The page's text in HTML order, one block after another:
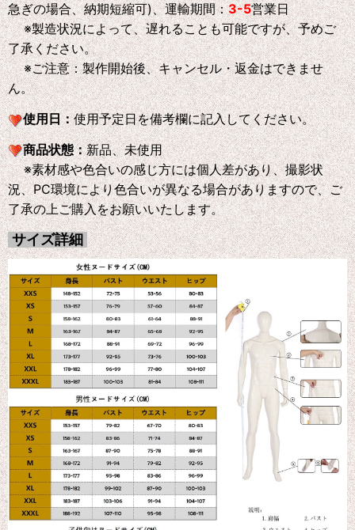
急ぎの場合、納期短縮可)、運輸期間：3-5営業日
※製造状況によって、遅れることも可能ですが、予めご
了承ください。
※ご注意：製作開始後、キャンセル・返金はできませ
ん。
使用日：使用予定日を備考欄に記入してください。
商品状態：新品、未使用
※素材感や色合いの感じ方には個人差があり、撮影状
況、PC環境により色合いが異なる場合がありますので、ご
了承の上ご購入をお願いいたします。
サイズ詳細